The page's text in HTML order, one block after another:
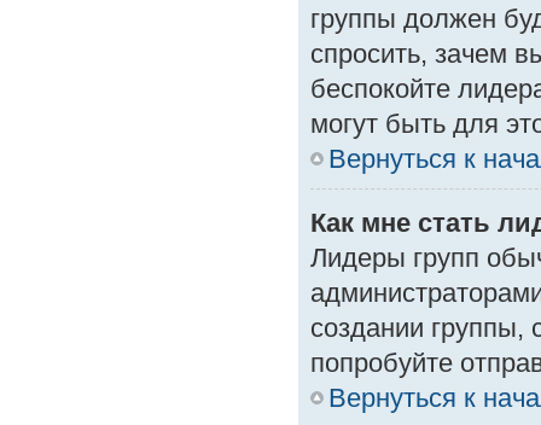
группы должен
спросить, зачем
беспокойте
могут быть для
Вернуться к
Как мне стать
Лидеры групп
создании группы,
попробуйте
Вернуться к